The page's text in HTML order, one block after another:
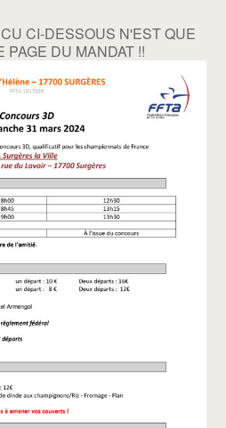
CI-DESSOUS N'EST QUE
PAGE DU MANDAT !!